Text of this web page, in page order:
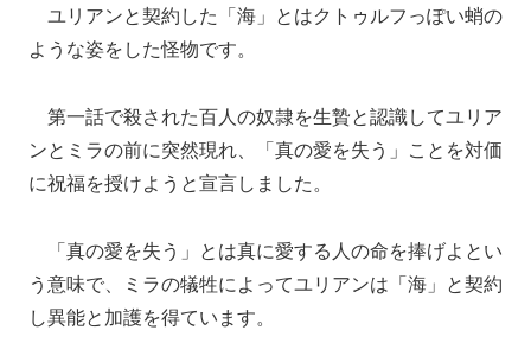
ユリアンと契約した「海」とはクトゥルフっぽい蛸の
ような姿をした怪物です。
第一話で殺された百人の奴隷を生贄と認識してユリア
ンとミラの前に突然現れ、「真の愛を失う」ことを対価
に祝福を授けようと宣言しました。
「真の愛を失う」とは真に愛する人の命を捧げよとい
う意味で、ミラの犠牲によってユリアンは「海」と契約
し異能と加護を得ています。